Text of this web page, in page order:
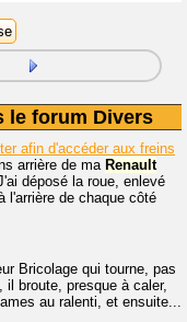
le forum Divers
afin d'accéder aux freins
arrière de ma Renault
déposé la roue, enlevé
l'arrière de chaque côté
Bricolage qui tourne, pas
il broute, presque à caler,
au ralenti, et ensuite...